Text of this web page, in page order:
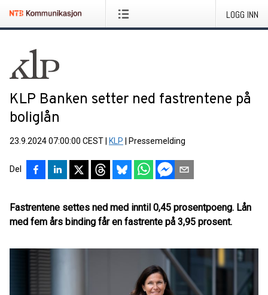
LOGG INN
KLP Banken setter ned fastrentene på
boliglån
23.9.2024 07:00:00 CEST KLP Pressemelding
Del
Fastrentene settes ned med inntil 0,45 prosentpoeng. Lån
med fem års binding får en fastrente på 3,95 prosent.